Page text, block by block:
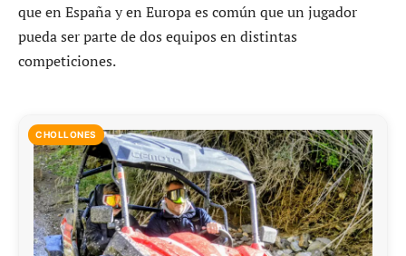
que en España y en Europa es común que un jugador
pueda ser parte de dos equipos en distintas
competiciones.
CHOLLONES